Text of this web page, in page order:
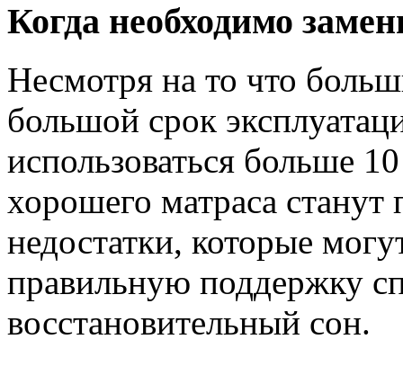
Когда необходимо
Несмотря на то что
большой срок
использоваться больше
хорошего матраса станут
недостатки, которые
правильную поддержку
восстановительный сон.